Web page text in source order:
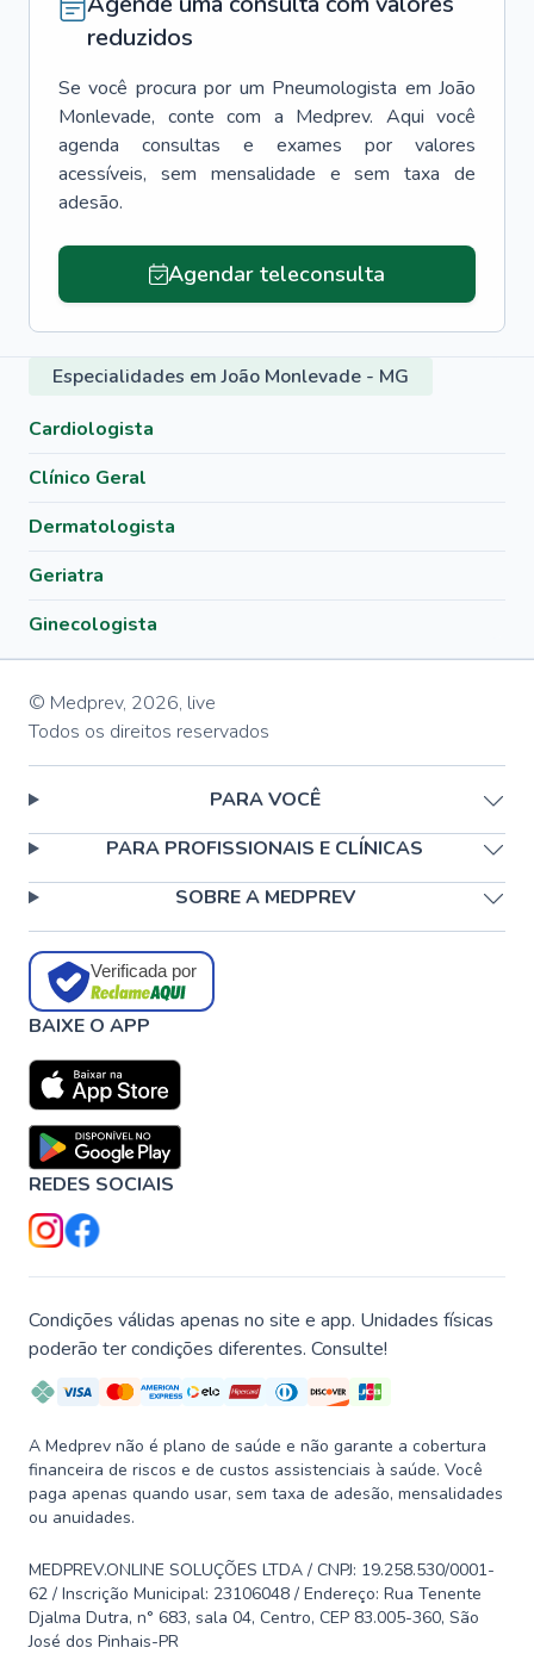
reduzidos
Se você procura por um Pneumologista em João
Monlevade, conte com a Medprev. Aqui você
agenda consultas e exames por valores
acessíveis, sem mensalidade e sem taxa de
adesão.
Agendar teleconsulta
Especialidades em João Monlevade - MG
Cardiologista
Clínico Geral
Dermatologista
Geriatra
Ginecologista
© Medprev, 2026, live
Todos os direitos reservados
PARA VOCÊ
PARA PROFISSIONAIS E CLÍNICAS
SOBRE A MEDPREV
Verificada por
BAIXE O APP
REDES SOCIAIS
Condições válidas apenas no site e app. Unidades físicas
poderão ter condições diferentes. Consulte!
A Medprev não é plano de saúde e não garante a cobertura
financeira de riscos e de custos assistenciais à saúde. Você
paga apenas quando usar, sem taxa de adesão, mensalidades
ou anuidades.
MEDPREV.ONLINE SOLUÇÕES LTDA / CNPJ: 19.258.530/0001-
62 / Inscrição Municipal: 23106048 / Endereço: Rua Tenente
Djalma Dutra, n° 683, sala 04, Centro, CEP 83.005-360, São
José dos Pinhais-PR